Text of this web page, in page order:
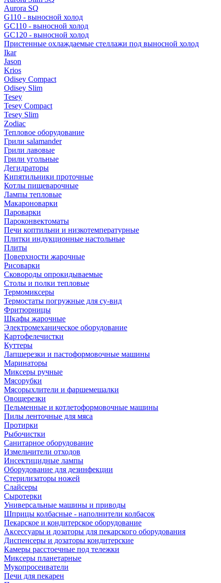
Aurora SQ
G110 - выносной холод
GC110 - выносной холод
GC120 - выносной холод
Пристенные охлаждаемые стеллажи под выносной холод
Ikar
Jason
Krios
Odisey Compact
Odisey Slim
Tesey
Tesey Compact
Tesey Slim
Zodiac
Тепловое оборудование
Грили salamander
Грили лавовые
Грили угольные
Дегидраторы
Кипятильники проточные
Котлы пищеварочные
Лампы тепловые
Макароноварки
Пароварки
Пароконвектоматы
Печи коптильни и низкотемпературные
Плитки индукционные настольные
Плиты
Поверхности жарочные
Рисоварки
Сковороды опрокидываемые
Столы и полки тепловые
Термомиксеры
Термостаты погружные для су-вид
Фритюрницы
Шкафы жарочные
Электромеханическое оборудование
Картофелечистки
Куттеры
Лапшерезки и пастоформовочные машины
Маринаторы
Миксеры ручные
Мясорубки
Мясорыхлители и фаршемешалки
Овощерезки
Пельменные и котлетоформовочные машины
Пилы ленточные для мяса
Протирки
Рыбочистки
Санитарное оборудование
Измельчители отходов
Инсектицидные лампы
Оборудование для дезинфекции
Стерилизаторы ножей
Слайсеры
Сыротерки
Универсальные машины и приводы
Шприцы колбасные - наполнители колбасок
Пекарское и кондитерское оборудование
Аксессуары и дозаторы для пекарского оборудования
Диспенсеры и дозаторы кондитерские
Камеры расстоечные под тележки
Миксеры планетарные
Мукопросеиватели
Печи для пекарен